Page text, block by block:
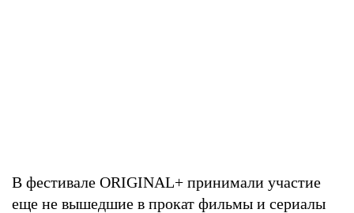
В фестивале ORIGINAL+ принимали участие
еще не вышедшие в прокат фильмы и сериалы